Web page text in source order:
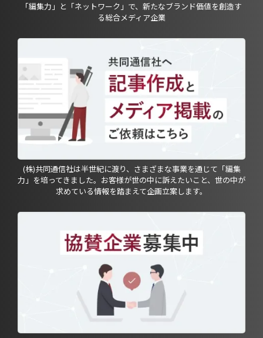
「編集力」と「ネットワーク」で、新たなブランド価値を創造す
る総合メディア企業
(株)共同通信社は半世紀に渡り、さまざまな事業を通じて「編集
力」を培ってきました。お客様が世の中に訴えたいこと、世の中が
求めている情報を踏まえて企画立案します。